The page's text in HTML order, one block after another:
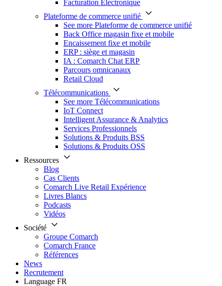
Facturation Électronique
Plateforme de commerce unifié
See more Plateforme de commerce unifié
Back Office magasin fixe et mobile
Encaissement fixe et mobile
ERP : siège et magasin
IA : Comarch Chat ERP
Parcours omnicanaux
Retail Cloud
Télécommunications
See more Télécommunications
IoT Connect
Intelligent Assurance & Analytics
Services Professionnels
Solutions & Produits BSS
Solutions & Produits OSS
Ressources
Blog
Cas Clients
Comarch Live Retail Expérience
Livres Blancs
Podcasts
Vidéos
Société
Groupe Comarch
Comarch France
Références
News
Recrutement
Language FR